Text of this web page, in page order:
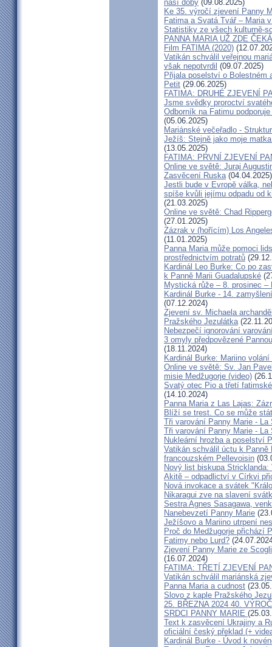
naší doby (09.08.2025)
Ke 35. výročí zjevení Panny
Fatima a Svatá Tvář – Maria
Statistiky ze všech kulturně-
PANNA MARIA UŽ ZDE
Film FATIMA (2020)
Vatikán schválil veřejnou
však nepotvrdil (09.07.2025)
Přijala poselství o Bolestném
Petit (29.06.2025)
FATIMA: DRUHÉ ZJEVENÍ
Jsme svědky proroctví
Odborník na Fatimu
(05.06.2025)
Mariánské večeřadlo -
Ježíš: Stejně jako moje
(13.05.2025)
FATIMA: PRVNÍ ZJEVENÍ
Online ve světě: Juraj
Zasvěcení Ruska(04.04.2025)
Jestli bude v Evropě válka,
spíše kvůli jejímu odpadu od
(21.03.2025)
Online ve světě: Chad
(27.01.2025)
Zázrak v (hořícím) Los
(11.01.2025)
Panna Maria může pomoci
prostřednictvím potratů
Kardinál Leo Burke: Co po
k Panně Marii Guadalupské
Mystická růže – 8. prosinec –
Kardinál Burke - 14.
(07.12.2024)
Zjevení sv. Michaela
Pražského Jezulátka
Nebezpečí ignorování
3 omyly předpovězené
(18.11.2024)
Kardinál Burke: Mariino
Online ve světě: Sv. Jan
misie Medžugorje (video)
Svatý otec Pio a třetí
(14.10.2024)
Panna Maria z Las Lajas:
Blíží se trest. Co se může
Tři varování Panny Marie -
Tři varování Panny Marie -
Nukleární hrozba a poselství
Vatikán schválil úctu k Panně
francouzském Pellevoisin
Nový list biskupa
Akitě – odpadlictví v Církvi
Nová invokace a svátek
Nikaragui zve na slavení
Sestra Agnes Sasagawa,
Nanebevzetí Panny Marie
Ježíšovo a Mariino utrpení
Proč do Medžugorje přichází
Fatimy nebo Lurd?
Zjevení Panny Marie ze
(16.07.2024)
FATIMA: TŘETÍ ZJEVENÍ
Vatikán schválil mariánská
Panna Maria a cudnost
Slovo z kaple Pražského
25. BŘEZNA 2024 40.
SRDCI PANNY MARIE
Text k zasvěcení Ukrajiny a
oficiální český překlad (+
Kardinál Burke - Úvod k